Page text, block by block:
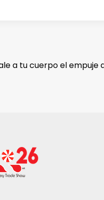
a tu cuerpo el empuje